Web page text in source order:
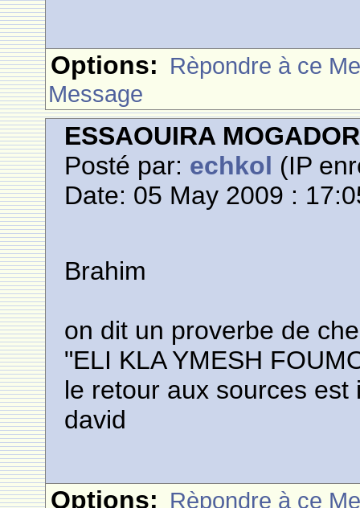
Options: Rèpondre à ce
Message
ESSAOUIRA MOGADOR
Posté par: echkol (IP
Date: 05 May 2009 :
Brahim
on dit un proverbe de
"ELI KLA YMESH
le retour aux sources est
david
Options: Rèpondre à ce